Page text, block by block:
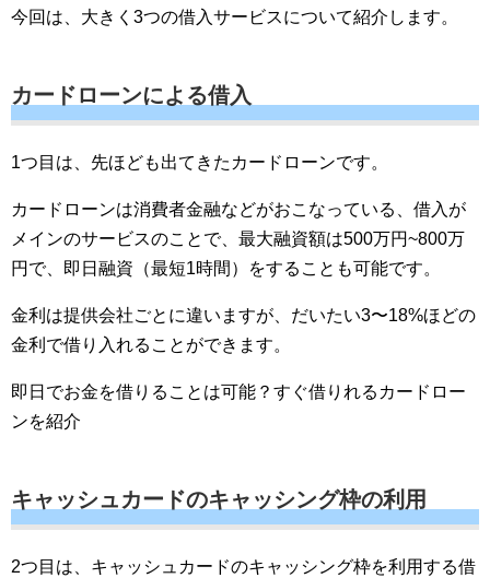
今回は、大きく3つの借入サービスについて紹介します。
カードローンによる借入
1つ目は、先ほども出てきたカードローンです。
カードローンは消費者金融などがおこなっている、借入が
メインのサービスのことで、最大融資額は500万円~800万
円で、即日融資（最短1時間）をすることも可能です。
金利は提供会社ごとに違いますが、だいたい3〜18%ほどの
金利で借り入れることができます。
即日でお金を借りることは可能？すぐ借りれるカードロー
ンを紹介
キャッシュカードのキャッシング枠の利用
2つ目は、キャッシュカードのキャッシング枠を利用する借